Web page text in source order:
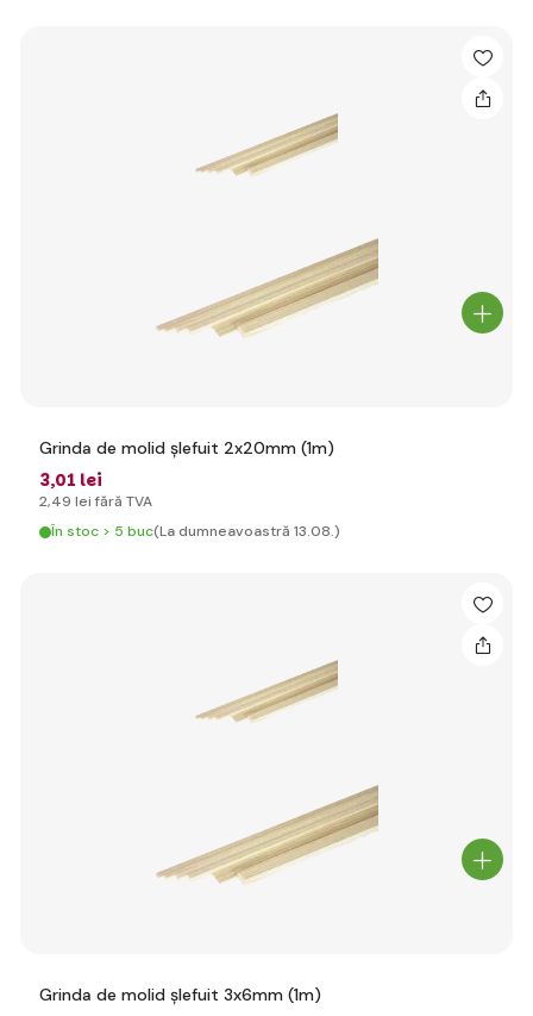
Grinda de molid șlefuit 2x20mm (1m)
3,01 lei
2,49 lei fără TVA
În stoc > 5 buc(La dumneavoastră 13.08.)
Grinda de molid șlefuit 3x6mm (1m)